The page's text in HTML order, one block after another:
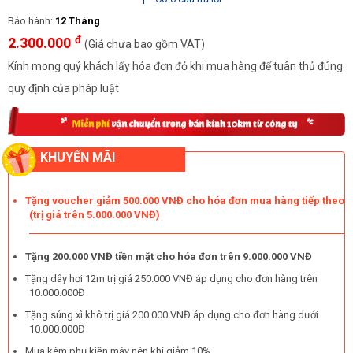
Bảo hành: 12 Tháng
2.300.000 đ (Giá chưa bao gồm VAT)
Kính mong quý khách lấy hóa đơn đỏ khi mua hàng để tuân thủ đúng
quy định của pháp luật
KHUYẾN MÃI
Tặng voucher giảm 500.000 VNĐ cho hóa đơn mua hàng tiếp theo
(trị giá trên 5.000.000 VNĐ)
Tặng 200.000 VNĐ tiền mặt cho hóa đơn trên 9.000.000 VNĐ
Tặng dây hơi 12m trị giá 250.000 VNĐ áp dụng cho đơn hàng trên
10.000.000Đ
Tặng súng xì khô trị giá 200.000 VNĐ áp dụng cho đơn hàng dưới
10.000.000Đ